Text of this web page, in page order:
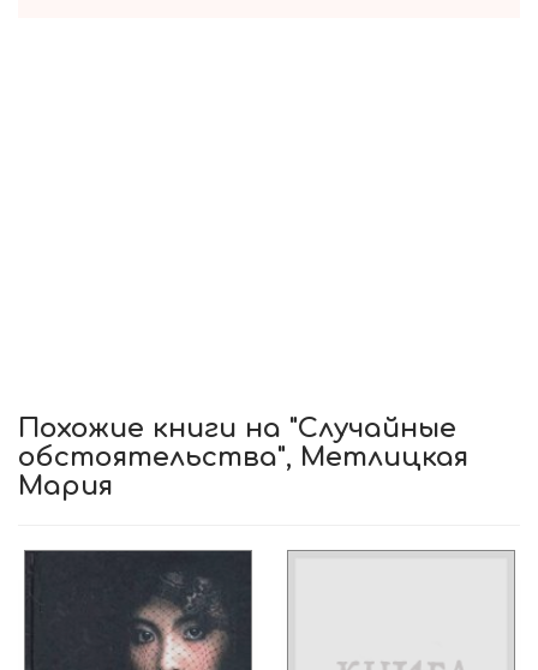
Похожие книги на "Случайные
обстоятельства", Метлицкая
Мария